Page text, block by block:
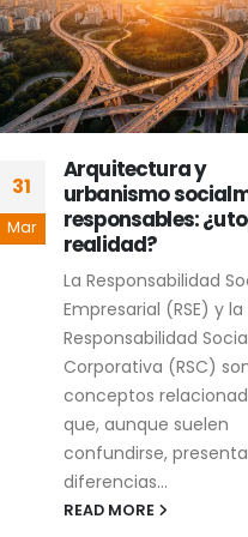
30
Mar
Siempre quise vivir
eventos
no como estos
El planeta atraviesa
difíciles de predecir y
más de interpretar. El
inició con un ataque
armado a...
READ MORE